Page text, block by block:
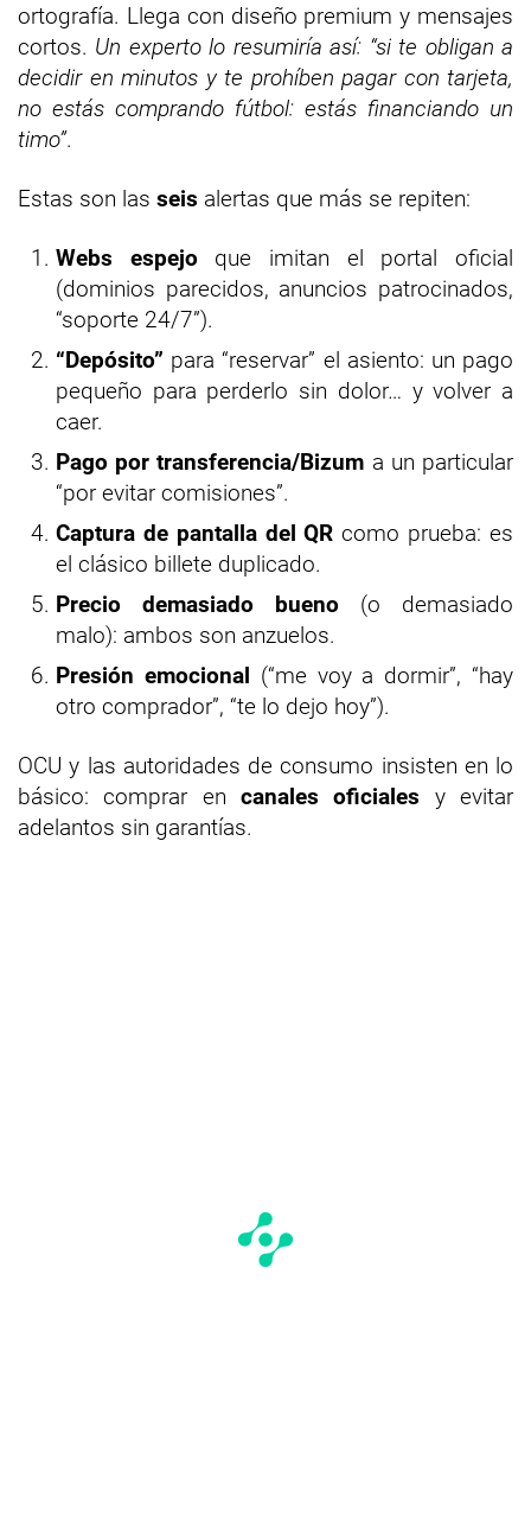
ortografía. Llega con diseño premium y mensajes
cortos. Un experto lo resumiría así: “si te obligan a
decidir en minutos y te prohíben pagar con tarjeta,
no estás comprando fútbol: estás financiando un
timo”.
Estas son las seis alertas que más se repiten:
Webs espejoque imitan el portal oficial
(dominios parecidos, anuncios patrocinados,
“soporte 24/7”).
“Depósito” para “reservar” el asiento: un pago
pequeño para perderlo sin dolor… y volver a
caer.
Pago por transferencia/Bizum a un particular
“por evitar comisiones”.
Captura de pantalla del QR como prueba: es
el clásico billete duplicado.
Precio demasiado bueno (o demasiado
malo): ambos son anzuelos.
Presión emocional (“me voy a dormir”, “hay
otro comprador”, “te lo dejo hoy”).
OCU y las autoridades de consumo insisten en lo
básico: comprar en canales oficiales y evitar
adelantos sin garantías.